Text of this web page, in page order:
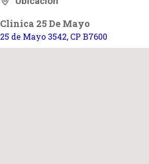
Clinica 25 De Mayo
25 de Mayo 3542, CP B7600